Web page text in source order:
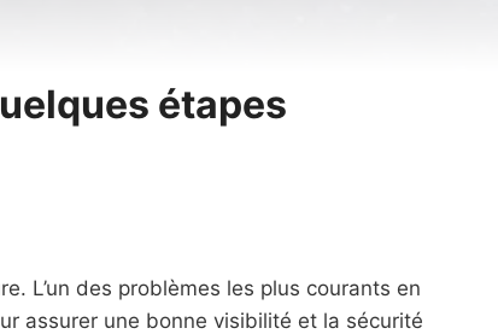
étapes
L’un des problèmes les plus courants en
assurer une bonne visibilité et la sécurité